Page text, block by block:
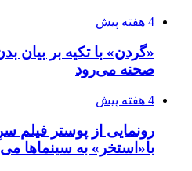
4 هفته پیش
«گردن» با تکیه بر بیان
صحنه می‌رود
4 هفته پیش
رونمایی از پوستر
با«استخر» به سینماها